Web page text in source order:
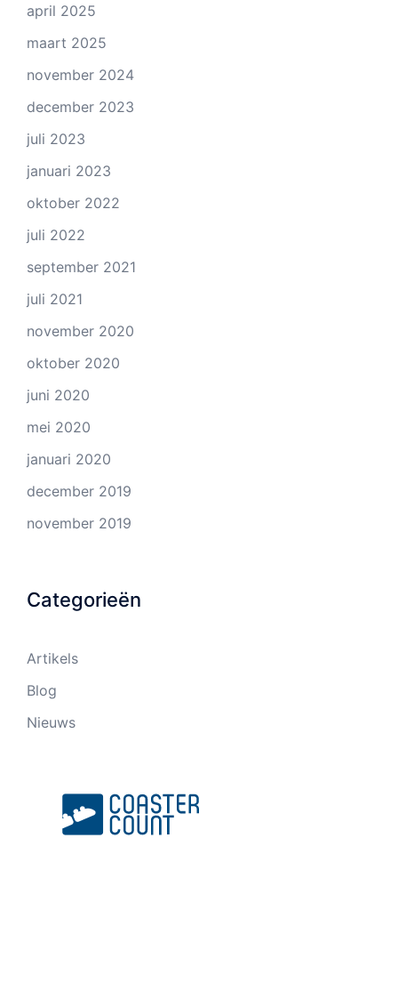
april 2025
maart 2025
november 2024
december 2023
juli 2023
januari 2023
oktober 2022
juli 2022
september 2021
juli 2021
november 2020
oktober 2020
juni 2020
mei 2020
januari 2020
december 2019
november 2019
Categorieën
Artikels
Blog
Nieuws